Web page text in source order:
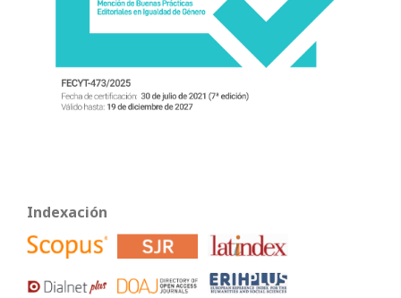
Indexación